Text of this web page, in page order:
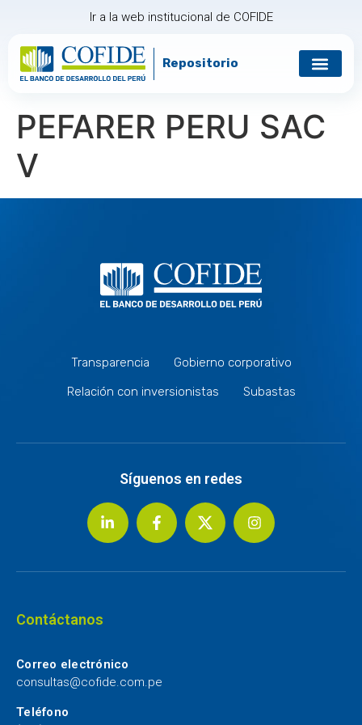
Ir a la web institucional de COFIDE
Repositorio
PEFARER PERU SAC
V
Transparencia
Gobierno corporativo
Relación con inversionistas
Subastas
Síguenos en redes
Contáctanos
Correo electrónico
consultas@cofide.com.pe
Teléfono